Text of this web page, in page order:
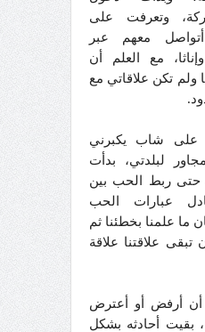
وتعرفت على
أتواصل معهم عبر
مع العلم أن
ولم تكن علاقاتي مع
على شاب يكبرني
لبلدتي، بدأت
حتى ربط الحب بين
عبارات الحب
ما علمنا بخطئنا ثم
علاقتنا علاقة
أن أرفض أو أعترض
بقيت أحادثه بشكل